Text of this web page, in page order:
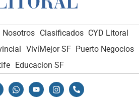
Nosotros Clasificados CYD Litoral
VivíMejor SF Puerto Negocios
Educacion SF